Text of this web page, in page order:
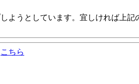
ようとしています。宜しければ上
こちら